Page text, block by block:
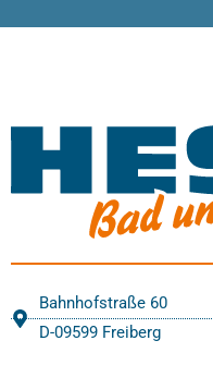
Bahnhofstraße 60
D-09599 Freiberg